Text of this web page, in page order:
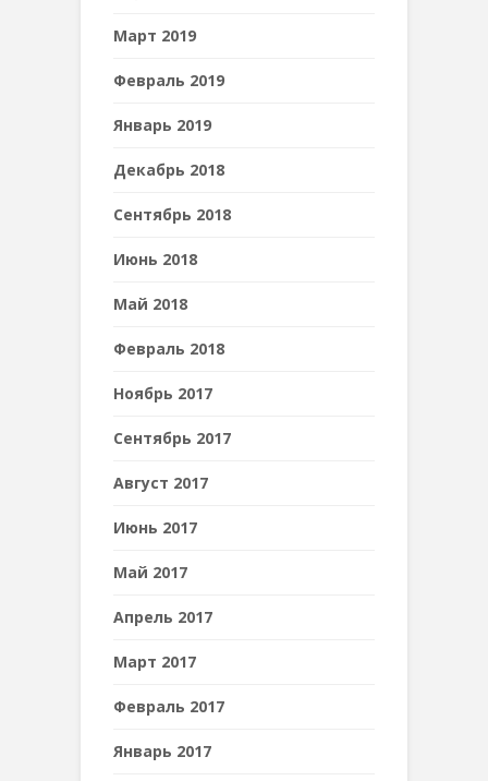
Март 2019
Февраль 2019
Январь 2019
Декабрь 2018
Сентябрь 2018
Июнь 2018
Май 2018
Февраль 2018
Ноябрь 2017
Сентябрь 2017
Август 2017
Июнь 2017
Май 2017
Апрель 2017
Март 2017
Февраль 2017
Январь 2017